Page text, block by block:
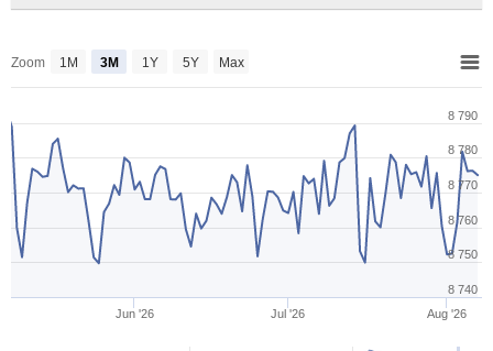
Jun '26 Jul '26 Aug '26
Zoom 1M 3M 1Y 5Y Max
8 740
8 750
8 760
8 770
8 780
8 790